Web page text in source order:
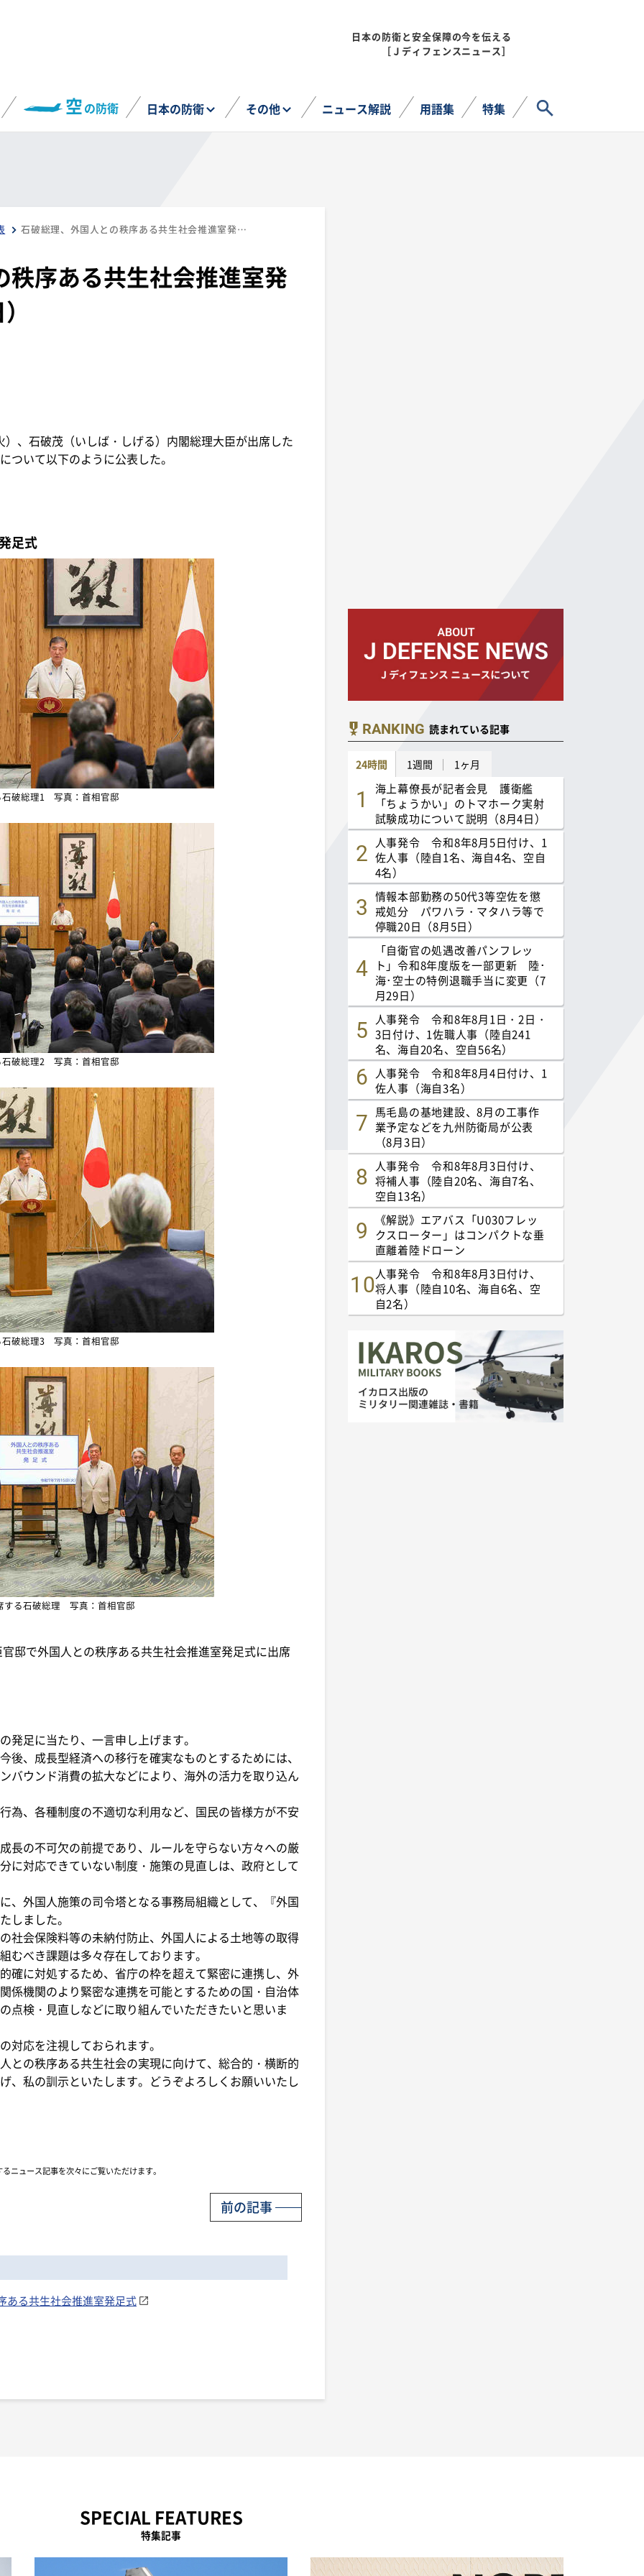
日本の防衛と安全保障の今を伝える
［Ｊディフェンスニュース］
空の防衛 日本の防衛 その他 ニュース解説 用語集 特集
石破総理、外国人との秩序ある共生社会推進室発足式に出席（7月15日）
序ある共生社会推進室発
、石破茂（いしば・しげる）内閣総理大臣が出席した
ついて以下のように公表した。
足式
石破総理1 写真：首相官邸
石破総理2 写真：首相官邸
石破総理3 写真：首相官邸
する石破総理 写真：首相官邸
で外国人との秩序ある共生社会推進室発足式に出席
発足に当たり、一言申し上げます。
、成長型経済への移行を確実なものとするためには、
バウンド消費の拡大などにより、海外の活力を取り込ん
、各種制度の不適切な利用など、国民の皆様方が不安
の不可欠の前提であり、ルールを守らない方々への厳
に対応できていない制度・施策の見直しは、政府として
外国人施策の司令塔となる事務局組織として、『外国
しました。
会保険料等の未納付防止、外国人による土地等の取得
むべき課題は多々存在しております。
に対処するため、省庁の枠を超えて緊密に連携し、外
係機関のより緊密な連携を可能とするための国・自治体
点検・見直しなどに取り組んでいただきたいと思いま
応を注視しておられます。
の秩序ある共生社会の実現に向けて、総合的・横断的
、私の訓示といたします。どうぞよろしくお願いいたし
ニュース記事を次々にご覧いただけます。
前の記事
ある共生社会推進室発足式
RANKING 読まれている記事
24時間 1週間 1ヶ月
海上幕僚長が記者会見 護衛艦
「ちょうかい」のトマホーク実射
試験成功について説明（8月4日）
人事発令 令和8年8月5日付け、1
佐人事（陸自1名、海自4名、空自
4名）
情報本部勤務の50代3等空佐を懲
戒処分 パワハラ・マタハラ等で
停職20日（8月5日）
「自衛官の処遇改善パンフレッ
ト」令和8年度版を一部更新 陸･
海･空士の特例退職手当に変更（7
月29日）
人事発令 令和8年8月1日・2日・
3日付け、1佐職人事（陸自241
名、海自20名、空自56名）
人事発令 令和8年8月4日付け、1
佐人事（海自3名）
馬毛島の基地建設、8月の工事作
業予定などを九州防衛局が公表
（8月3日）
人事発令 令和8年8月3日付け、
将補人事（陸自20名、海自7名、
空自13名）
《解説》エアバス「U030フレッ
クスローター」はコンパクトな垂
直離着陸ドローン
人事発令 令和8年8月3日付け、
将人事（陸自10名、海自6名、空
自2名）
SPECIAL FEATURES
特集記事